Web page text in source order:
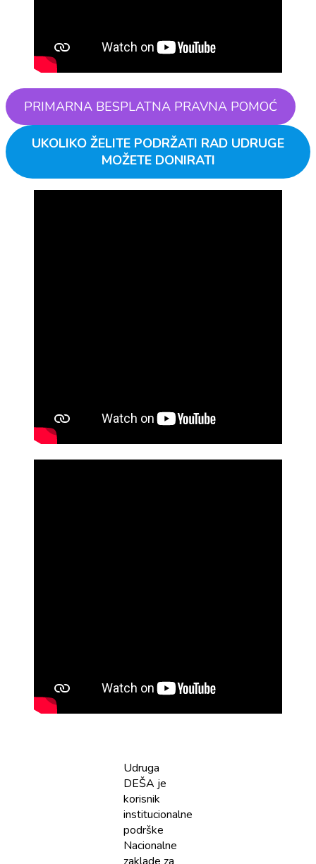
PRIMARNA BESPLATNA PRAVNA POMOĆ
UKOLIKO ŽELITE PODRŽATI RAD UDRUGE
MOŽETE DONIRATI
Udruga
DEŠA je
korisnik
institucionalne
podrške
Nacionalne